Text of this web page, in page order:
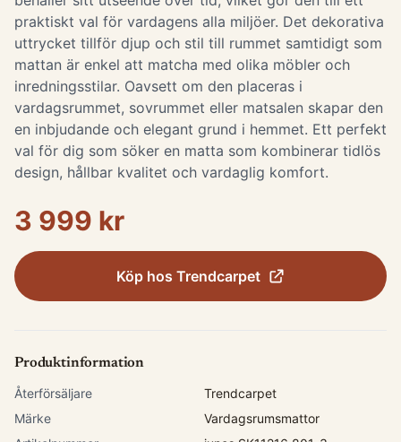
praktiskt val för vardagens alla miljöer. Det dekorativa
uttrycket tillför djup och stil till rummet samtidigt som
mattan är enkel att matcha med olika möbler och
inredningsstilar. Oavsett om den placeras i
vardagsrummet, sovrummet eller matsalen skapar den
en inbjudande och elegant grund i hemmet. Ett perfekt
val för dig som söker en matta som kombinerar tidlös
design, hållbar kvalitet och vardaglig komfort.
3 999 kr
Köp hos Trendcarpet
Produktinformation
Återförsäljare
Trendcarpet
Märke
Vardagsrumsmattor